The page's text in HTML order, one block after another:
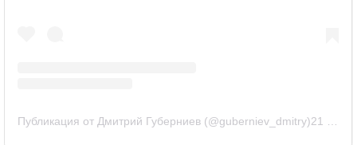
Публикация от Дмитрий Губерниев (@guberniev_dmitry)21 Фев 2020 в 10:29 PST